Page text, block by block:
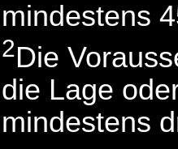
mindestens
2Die
die Lage
mindestens